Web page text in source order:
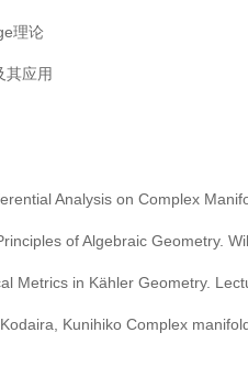
理论
其应用
Analysis on Complex
of Algebraic Geometry.
Metrics in Kähler Geometry.
Kunihiko Complex